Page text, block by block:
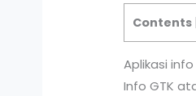
Contents
Aplikasi
Info GTK